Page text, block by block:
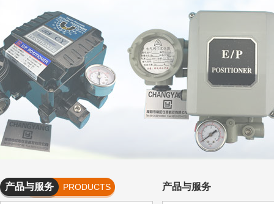
产品与服务
PRODUCTS
产品与服务